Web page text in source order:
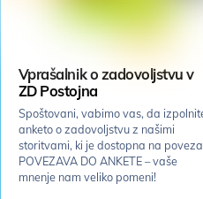
Vprašalnik o zadovoljstvu v
ZD Postojna
Spoštovani, vabimo vas, da
anketo o zadovoljstvu z našimi
storitvami, ki je dostopna na
POVEZAVA DO ANKETE – vaše
mnenje nam veliko pomeni!